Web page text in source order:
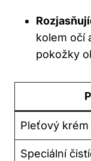
kolem očí
pokožky
Pleťový
Speciální